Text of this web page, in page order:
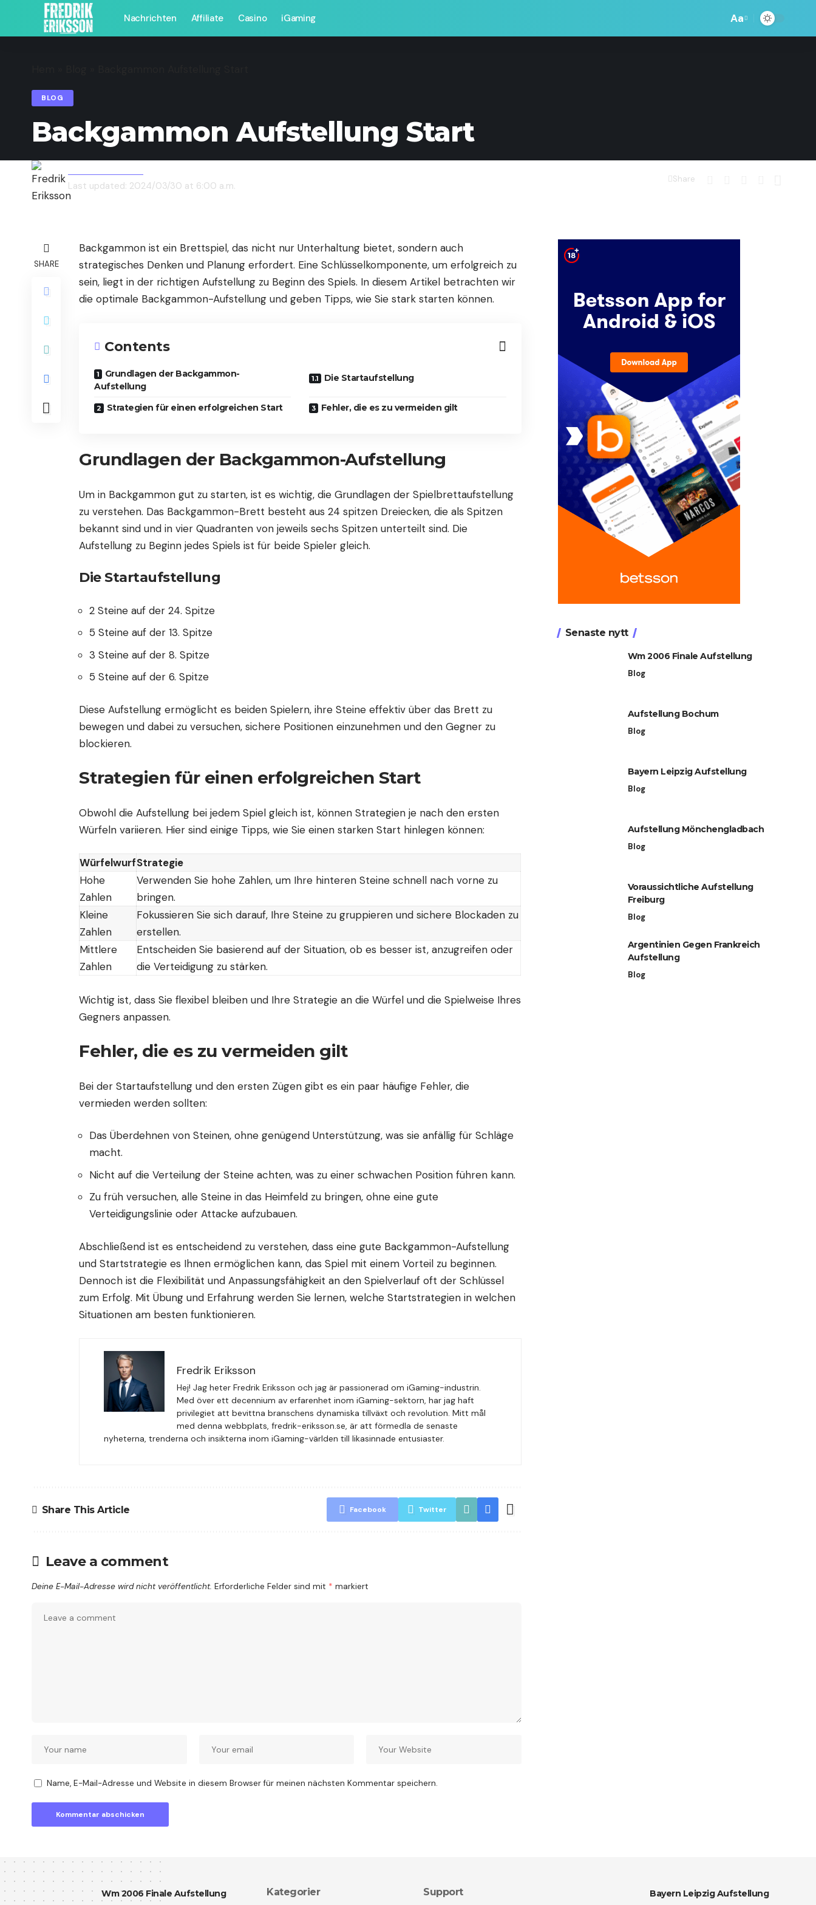
Nachrichten Affiliate Casino iGaming Aa
BLOG
Backgammon Aufstellung Start
Last updated: 2024/03/30 at 6:00 a.m.
Share
SHARE
Backgammon ist ein Brettspiel, das nicht nur Unterhaltung bietet, sondern auch
strategisches Denken und Planung erfordert. Eine Schlüsselkomponente, um erfolgreich zu
sein, liegt in der richtigen Aufstellung zu Beginn des Spiels. In diesem Artikel betrachten wir
die optimale Backgammon-Aufstellung und geben Tipps, wie Sie stark starten können.
Contents
Grundlagen der Backgammon-
Aufstellung
Die Startaufstellung
Strategien für einen erfolgreichen Start Fehler, die es zu vermeiden gilt
Grundlagen der Backgammon-Aufstellung
Um in Backgammon gut zu starten, ist es wichtig, die Grundlagen der Spielbrettaufstellung
zu verstehen. Das Backgammon-Brett besteht aus 24 spitzen Dreiecken, die als Spitzen
bekannt sind und in vier Quadranten von jeweils sechs Spitzen unterteilt sind. Die
Aufstellung zu Beginn jedes Spiels ist für beide Spieler gleich.
Die Startaufstellung
2 Steine auf der 24. Spitze
5 Steine auf der 13. Spitze
3 Steine auf der 8. Spitze
5 Steine auf der 6. Spitze
Diese Aufstellung ermöglicht es beiden Spielern, ihre Steine effektiv über das Brett zu
bewegen und dabei zu versuchen, sichere Positionen einzunehmen und den Gegner zu
blockieren.
Strategien für einen erfolgreichen Start
Obwohl die Aufstellung bei jedem Spiel gleich ist, können Strategien je nach den ersten
Würfeln variieren. Hier sind einige Tipps, wie Sie einen starken Start hinlegen können:
WürfelwurfStrategie
Hohe
Zahlen
Verwenden Sie hohe Zahlen, um Ihre hinteren Steine schnell nach vorne zu
bringen.
Kleine
Zahlen
Fokussieren Sie sich darauf, Ihre Steine zu gruppieren und sichere Blockaden zu
erstellen.
Mittlere
Zahlen
Entscheiden Sie basierend auf der Situation, ob es besser ist, anzugreifen oder
die Verteidigung zu stärken.
Wichtig ist, dass Sie flexibel bleiben und Ihre Strategie an die Würfel und die Spielweise Ihres
Gegners anpassen.
Fehler, die es zu vermeiden gilt
Bei der Startaufstellung und den ersten Zügen gibt es ein paar häufige Fehler, die
vermieden werden sollten:
Das Überdehnen von Steinen, ohne genügend Unterstützung, was sie anfällig für Schläge
macht.
Nicht auf die Verteilung der Steine achten, was zu einer schwachen Position führen kann.
Zu früh versuchen, alle Steine in das Heimfeld zu bringen, ohne eine gute
Verteidigungslinie oder Attacke aufzubauen.
Abschließend ist es entscheidend zu verstehen, dass eine gute Backgammon-Aufstellung
und Startstrategie es Ihnen ermöglichen kann, das Spiel mit einem Vorteil zu beginnen.
Dennoch ist die Flexibilität und Anpassungsfähigkeit an den Spielverlauf oft der Schlüssel
zum Erfolg. Mit Übung und Erfahrung werden Sie lernen, welche Startstrategien in welchen
Situationen am besten funktionieren.
Fredrik Eriksson
Hej! Jag heter Fredrik Eriksson och jag är passionerad om iGaming-industrin.
Med över ett decennium av erfarenhet inom iGaming-sektorn, har jag haft
privilegiet att bevittna branschens dynamiska tillväxt och revolution. Mitt mål
med denna webbplats, fredrik-eriksson.se, är att förmedla de senaste
nyheterna, trenderna och insikterna inom iGaming-världen till likasinnade entusiaster.
Share This Article Facebook Twitter
Leave a comment
Deine E-Mail-Adresse wird nicht veröffentlicht. Erforderliche Felder sind mit * markiert
Name, E-Mail-Adresse und Website in diesem Browser für meinen nächsten Kommentar speichern.
Senaste nytt
Wm 2006 Finale Aufstellung
Blog
Aufstellung Bochum
Blog
Bayern Leipzig Aufstellung
Blog
Aufstellung Mönchengladbach
Blog
Voraussichtliche Aufstellung
Freiburg
Blog
Argentinien Gegen Frankreich
Aufstellung
Blog
Wm 2006 Finale Aufstellung Kategorier Support Bayern Leipzig Aufstellung